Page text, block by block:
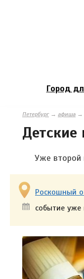
Город
Петербург→ афиша →
Уже второй
Роскошный
событие